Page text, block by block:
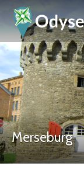
Merseburg